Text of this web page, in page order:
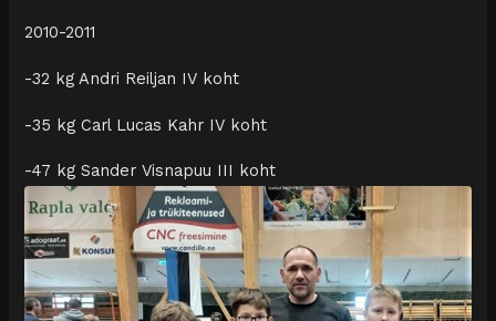
2010-2011
-32 kg Andri Reiljan IV koht
-35 kg Carl Lucas Kahr IV koht
-47 kg Sander Visnapuu III koht